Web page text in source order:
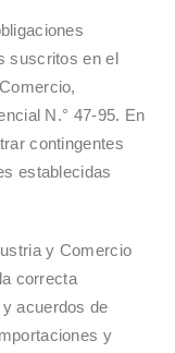
suscritos en el
N.° 47-95. En
contingentes
establecidas
y Comercio
correcta
acuerdos de
y